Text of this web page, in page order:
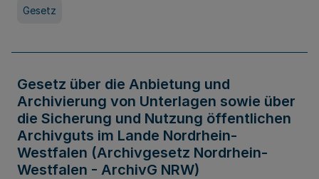
Gesetz
Gesetz über die Anbietung und
Archivierung von Unterlagen sowie über
die Sicherung und Nutzung öffentlichen
Archivguts im Lande Nordrhein-
Westfalen (Archivgesetz Nordrhein-
Westfalen - ArchivG NRW)